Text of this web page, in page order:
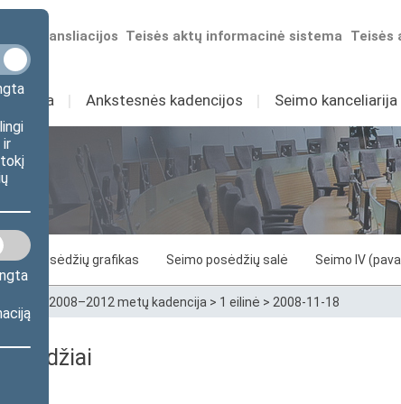
ir
Teisės
Teisės aktų informacinė sistema
transliacijos
Veikla I Ankstesnės kadencijos I Seimo kanceliarija
Posėdžių grafikas Seimo posėdžių salė Seimo IV
2008–2012 metų kadencija > 1 eilinė > 2008-11-18